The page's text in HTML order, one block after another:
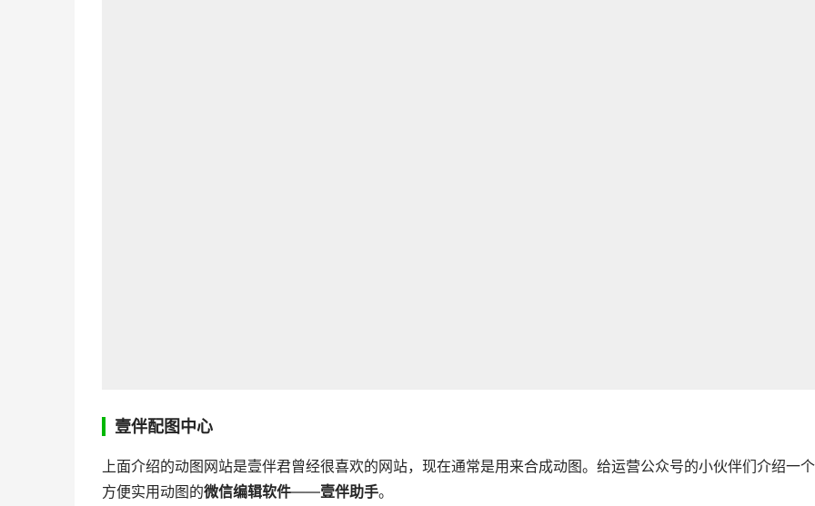
壹伴配图中心
上面介绍的动图网站是壹伴君曾经很喜欢的网站，现在通常是用来合成动图。给运营公众号的小伙伴们介绍一
方便实用动图的微信编辑软件——壹伴助手。